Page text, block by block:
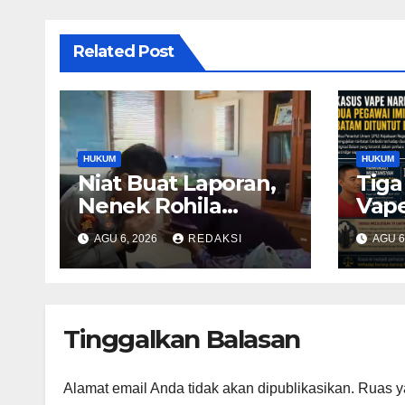
Related Post
HUKUM
Niat Buat Laporan,
Nenek Rohila
Terkejut Dapat
Bantuan dari Kabid
Propam Kombes
AGU 6, 2026 REDAKSI
HUKUM
AGU
Tinggalkan Balasan
Alamat email Anda tidak akan dipublikasikan. Ruas